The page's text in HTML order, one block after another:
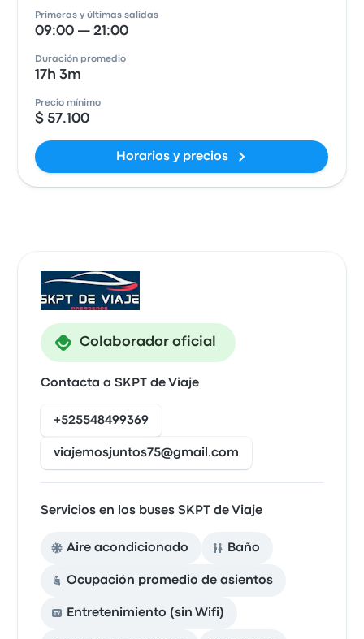
Primeras y últimas salidas
09:00 — 21:00
Duración promedio
17h 3m
Precio mínimo
$ 57.100
Horarios y precios
Colaborador oficial
Contacta a SKPT de Viaje
+525548499369
viajemosjuntos75@gmail.com
Servicios en los buses SKPT de Viaje
Aire acondicionado Baño
Ocupación promedio de asientos
Entretenimiento (sin Wifi)